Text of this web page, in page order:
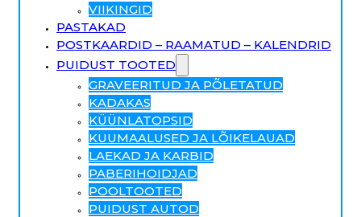
VIIKINGID
PASTAKAD
POSTKAARDID – RAAMATUD – KALENDRID
PUIDUST TOOTED
GRAVEERITUD JA PÕLETATUD
KADAKAS
KÜÜNLATOPSID
KUUMAALUSED JA LÕIKELAUAD
LAEKAD JA KARBID
PABERIHOIDJAD
POOLTOOTED
PUIDUST AUTOD